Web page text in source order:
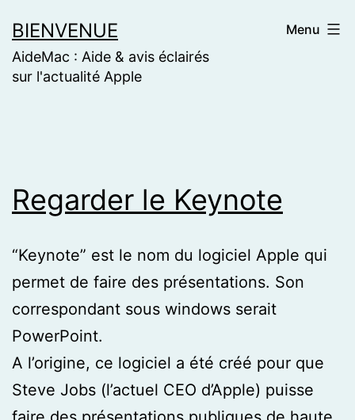
to
content
BIENVENUE
AideMac : Aide & avis éclairés
sur l'actualité Apple
Menu
Regarder le Keynote
“Keynote” est le nom du logiciel Apple qui
permet de faire des présentations. Son
correspondant sous windows serait
PowerPoint.
A l’origine, ce logiciel a été créé pour que
Steve Jobs (l’actuel CEO d’Apple) puisse